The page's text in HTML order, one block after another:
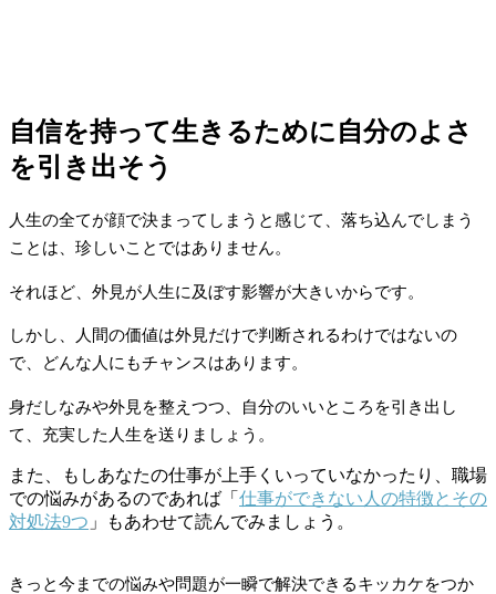
自信を持って生きるために自分のよさ
を引き出そう
人生の全てが顔で決まってしまうと感じて、落ち込んでしまう
ことは、珍しいことではありません。
それほど、外見が人生に及ぼす影響が大きいからです。
しかし、人間の価値は外見だけで判断されるわけではないの
で、どんな人にもチャンスはあります。
身だしなみや外見を整えつつ、自分のいいところを引き出し
て、充実した人生を送りましょう。
また、もしあなたの仕事が上手くいっていなかったり、職場
での悩みがあるのであれば「 仕事ができない人の特徴とその
対処法9つ 」もあわせて読んでみましょう。
きっと今までの悩みや問題が一瞬で解決できるキッカケをつか